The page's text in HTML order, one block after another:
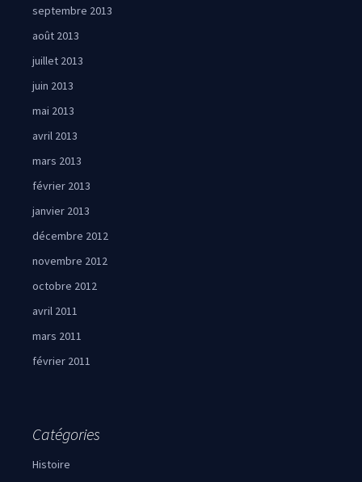
septembre 2013
août 2013
juillet 2013
juin 2013
mai 2013
avril 2013
mars 2013
février 2013
janvier 2013
décembre 2012
novembre 2012
octobre 2012
avril 2011
mars 2011
février 2011
Catégories
Histoire